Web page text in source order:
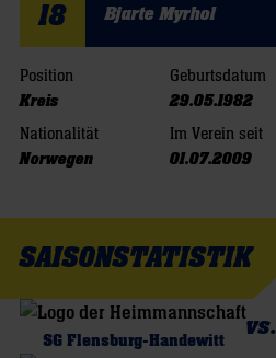
18 Bjarte Myrhol
Position
Kreis
Geburtsdatum
29.05.1982
Nationalität
Norwegen
Im Verein seit
01.07.2009
SAISONSTATISTIK
SG Flensburg-Handewitt
vs.